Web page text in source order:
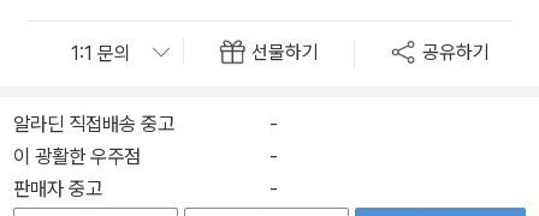
선물하기 공유하기
알라딘 직접배송 중고
-
이 광활한 우주점
-
판매자 중고
-